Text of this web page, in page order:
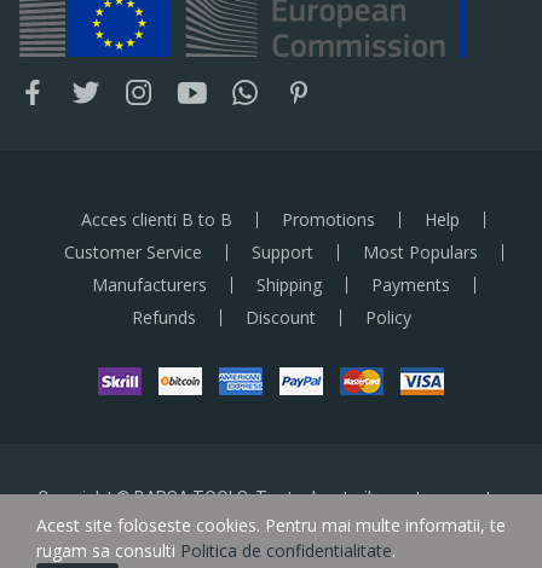
Acces clienti B to B Promotions
Help
Customer Service
Support
Most Populars
Manufacturers
Shipping
Payments
Refunds
Discount Policy
Copyright © BARSA TOOLS. Toate drepturile sunt rezervate.
Acest site foloseste cookies. Pentru mai multe informatii, te
rugam sa consulti Politica de confidentialitate.